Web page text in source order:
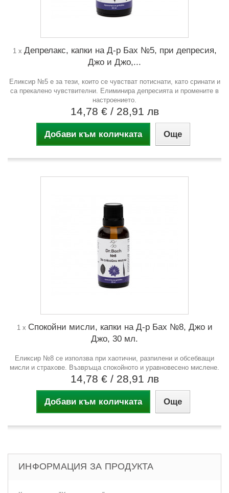
1 x Депрелакс, капки на Д-р Бах №5, при депресия,
Джо и Джо,...
Еликсир №5 е за тези, които се чувстват потиснати, като сринати и
са прекалено чувствителни. Елиминира депресията и промените в
настроението.
14,78 € / 28,91 лв
Добави към количката Още
1 x Спокойни мисли, капки на Д-р Бах №8, Джо и
Джо, 30 мл.
Еликсир №8 се използва при хаотични, разпилени и обсебващи
мисли и страхове. Възвръща спокойното и уравновесено мислене.
14,78 € / 28,91 лв
Добави към количката Още
ИНФОРМАЦИЯ ЗА ПРОДУКТА